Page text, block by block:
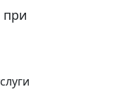
при